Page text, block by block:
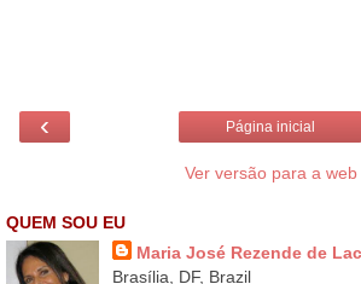
‹ Página inicial
Ver versão para a web
QUEM SOU EU
Maria José Rezende de
Brasília, DF, Brazil